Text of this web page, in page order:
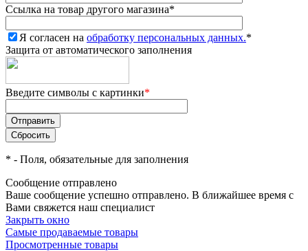
Ссылка на товар другого магазина*
Я согласен на обработку персональных данных.*
Защита от автоматического заполнения
Введите символы с картинки*
* - Поля, обязательные для заполнения
Сообщение отправлено
Ваше сообщение успешно отправлено. В ближайшее время с
Вами свяжется наш специалист
Закрыть окно
Самые продаваемые товары
Просмотренные товары